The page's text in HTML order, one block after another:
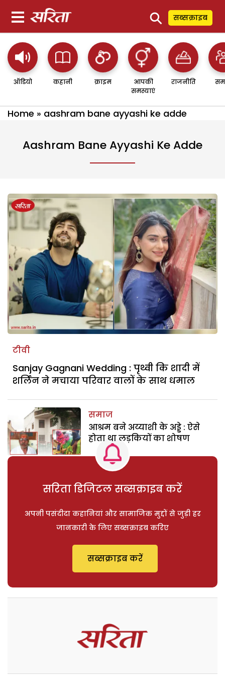
⚲ सब्सक्राइब
ऑडियो कहानी क्राइम
आपकी
समस्याएं
राजनीति
Home » aashram bane ayyashi ke adde
Aashram Bane Ayyashi Ke Adde
टीवी
Sanjay Gagnani Wedding : पृथ्वी कि शादी में
शर्लिन ने मचाया परिवार वालों के साथ धमाल
समाज
आश्रम बने अय्याशी के अड्डे : ऐसे
होता था लड़कियों का शोषण
सरिता डिजिटल सब्सक्राइब करें
अपनी पसंदीदा कहानियां और सामाजिक मुद्दों से जुड़ी हर
जानकारी के लिए सब्सक्राइब करिए
सब्सक्राइब करें